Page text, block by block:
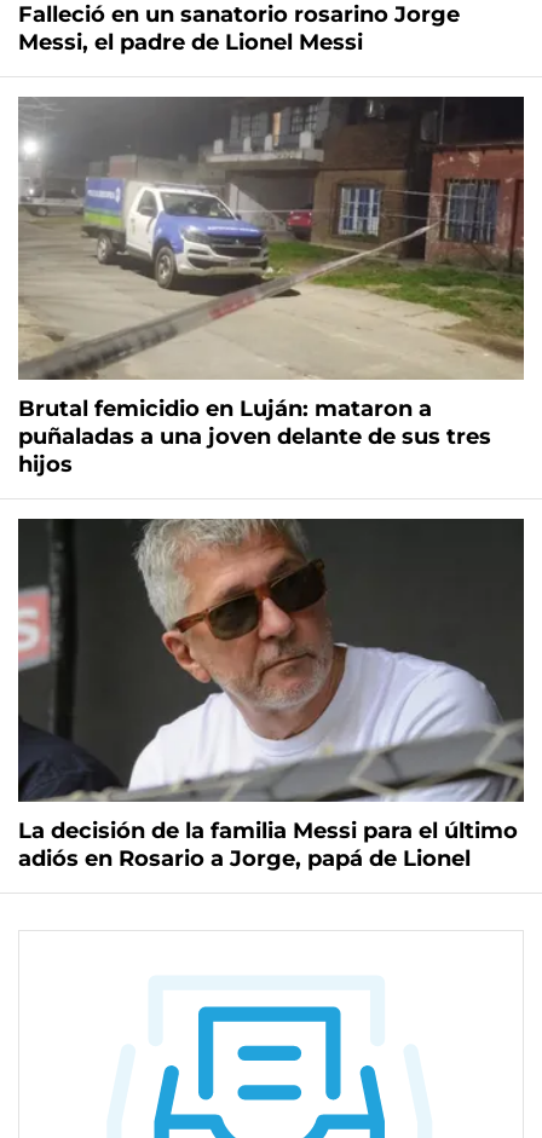
Falleció en un sanatorio rosarino Jorge
Messi, el padre de Lionel Messi
Brutal femicidio en Luján: mataron a
puñaladas a una joven delante de sus tres
hijos
La decisión de la familia Messi para el último
adiós en Rosario a Jorge, papá de Lionel